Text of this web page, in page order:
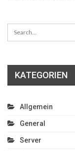
KATEGORIEN
Allgemein
General
Server